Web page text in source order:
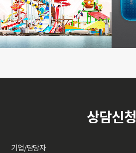
상담신청
기업/담당자